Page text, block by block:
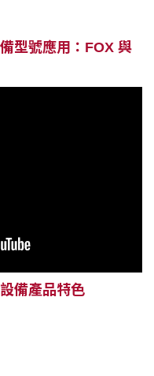
型號應用：FOX 與
備產品特色